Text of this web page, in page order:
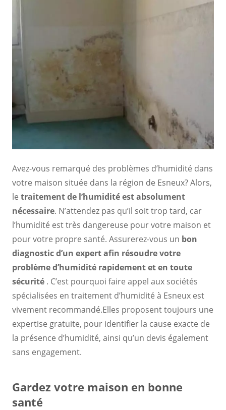
Avez-vous remarqué des problèmes d’humidité dans
votre maison située dans la région de Esneux? Alors,
le traitement de l’humidité est absolument
nécessaire. N’attendez pas qu’il soit trop tard, car
l’humidité est très dangereuse pour votre maison et
pour votre propre santé. Assurerez-vous un bon
diagnostic d’un expertafin résoudre votre
problème d’humidité rapidement et en toute
sécurité . C’est pourquoi faire appel aux sociétés
spécialisées en traitement d’humidité à Esneux est
vivement recommandé.Elles proposent toujours une
expertise gratuite, pour identifier la cause exacte de
la présence d’humidité, ainsi qu’un devis également
sans engagement.
Gardez votre maison en bonne
santé